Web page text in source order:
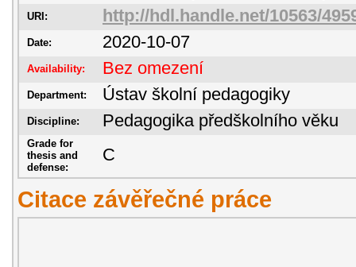
URI: http://hdl.handle.net/10563/
Date: 2020-10-07
Availability: Bez omezení
Department: Ústav školní pedagogiky
Discipline: Pedagogika předškolního věku
Grade for
thesis and
defense:
C
Citace závěřečné práce